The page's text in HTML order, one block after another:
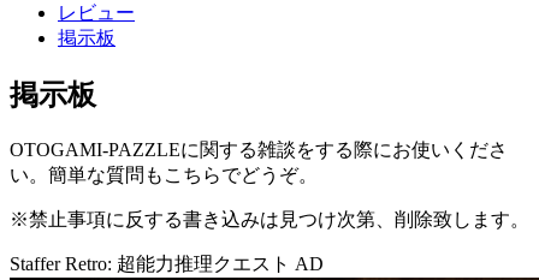
レビュー
掲示板
掲示板
OTOGAMI-PAZZLEに関する雑談をする際にお使いくださ
い。簡単な質問もこちらでどうぞ。
※禁止事項に反する書き込みは見つけ次第、削除致します。
Staffer Retro: 超能力推理クエスト AD